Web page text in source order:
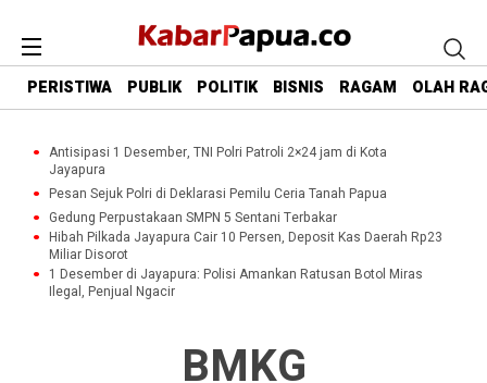
PERISTIWA PUBLIK POLITIK BISNIS RAGAM OLAH
Antisipasi 1 Desember, TNI Polri Patroli 2×24 jam di Kota
Jayapura
Pesan Sejuk Polri di Deklarasi Pemilu Ceria Tanah Papua
Gedung Perpustakaan SMPN 5 Sentani Terbakar
Hibah Pilkada Jayapura Cair 10 Persen, Deposit Kas Daerah Rp23
Miliar Disorot
1 Desember di Jayapura: Polisi Amankan Ratusan Botol Miras
Ilegal, Penjual Ngacir
BMKG